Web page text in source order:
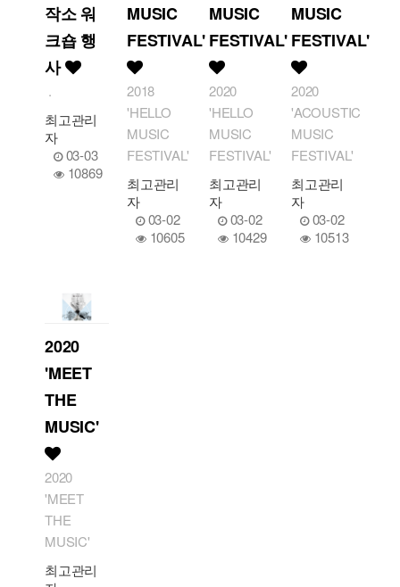
작소 워
크숍 행
사
.
최고관리
자
03-03
10869
MUSIC
FESTIVAL'
2018
'HELLO
MUSIC
FESTIVAL'
최고관리
자
03-02
10605
MUSIC
FESTIVAL'
2020
'HELLO
MUSIC
FESTIVAL'
최고관리
자
03-02
10429
MUSIC
FESTIVAL'
2020
'ACOUSTIC
MUSIC
FESTIVAL'
최고관리
자
03-02
10513
2020
'MEET
THE
MUSIC'
2020
'MEET
THE
MUSIC'
최고관리